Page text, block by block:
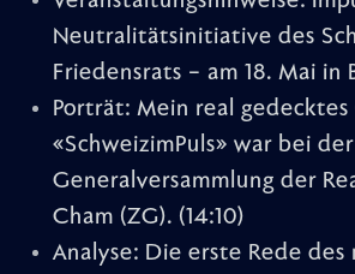
Neutralitätsinitiative des
Friedensrats – am 18. Mai in
Porträt: Mein real gedecktes
«SchweizimPuls» war bei der
Generalversammlung der
Cham (ZG). (14:10)
Analyse: Die erste Rede des